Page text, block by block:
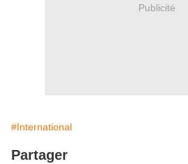
Publicité
#International
Partager